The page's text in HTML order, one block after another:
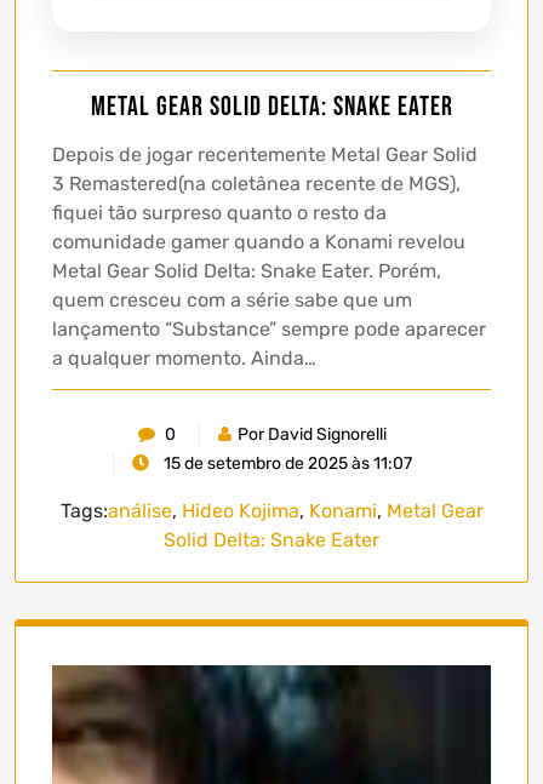
Metal Gear Solid Delta: Snake Eater
Depois de jogar recentemente Metal Gear Solid
3 Remastered(na coletânea recente de MGS),
fiquei tão surpreso quanto o resto da
comunidade gamer quando a Konami revelou
Metal Gear Solid Delta: Snake Eater. Porém,
quem cresceu com a série sabe que um
lançamento “Substance” sempre pode aparecer
a qualquer momento. Ainda…
0
Por David Signorelli
15 de setembro de 2025 às 11:07
Tags:análise, Hideo Kojima, Konami, Metal Gear
Solid Delta: Snake Eater